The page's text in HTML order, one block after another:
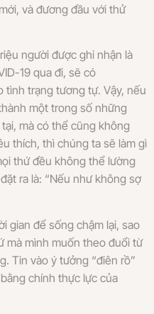
và đương đầu với thử
người được ghi nhận là
19 qua đi, sẽ có
tình trạng tương tự. Vậy, nếu
một trong số những
mà có thể cũng không
thích, thì chúng ta sẽ làm gì
thứ đều không thể lường
ra là: “Nếu như không sợ
gian để sống chậm lại, sao
mà mình muốn theo đuổi từ
Tin vào ý tưởng “điên rồ”
chính thực lực của